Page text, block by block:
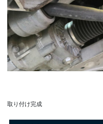
取り付け完成